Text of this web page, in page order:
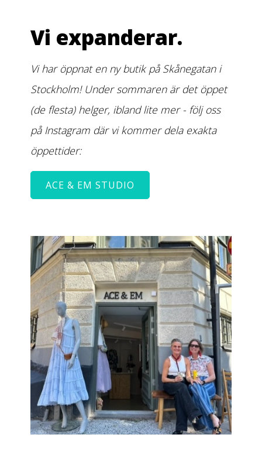
Vi expanderar.
Vi har öppnat en ny butik på Skånegatan i
Stockholm! Under sommaren är det öppet
(de flesta) helger, ibland lite mer - följ oss
på Instagram där vi kommer dela exakta
öppettider:
ACE & EM STUDIO